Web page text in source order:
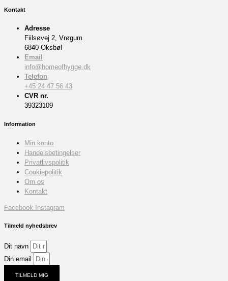
Kontakt
Adresse
Fiilsøvej 2, Vrøgum
6840 Oksbøl
Email
info@homeofhygge.dk
Telefon
+45 24 47 56 43
CVR nr.
39323109
Information
Min konto
Handelsbetingelser
Privatlivspolitik
Cookiepolitik
Om os
Kontakt
Facebook Instagram
Tilmeld nyhedsbrev
Dit navn
Din email
TILMELD MIG